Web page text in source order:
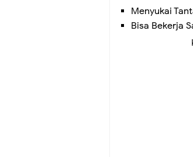
Menyukai
Bisa Bekerja